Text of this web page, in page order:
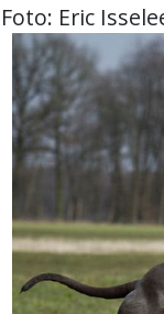
Foto: Eric